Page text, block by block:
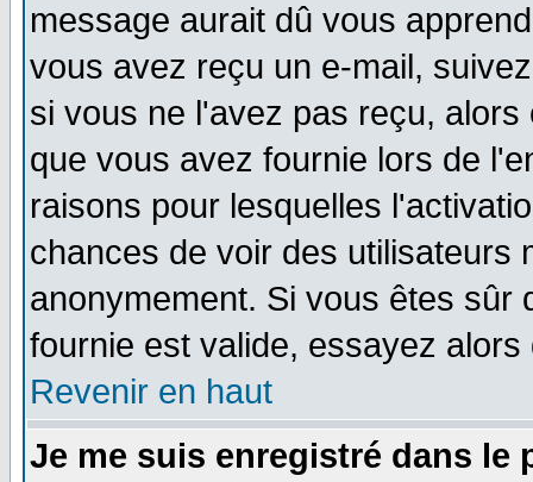
message aurait dû vous
vous avez reçu un e-mail,
si vous ne l'avez pas reçu,
que vous avez fournie lors de
raisons pour lesquelles
chances de voir des utilisateurs
anonymement. Si vous êtes sûr
fournie est valide, essayez
Revenir en haut
Je me suis enregistré dans le